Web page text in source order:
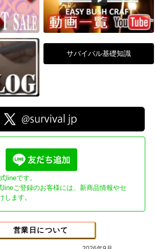
サバイバル基礎知識
lineです。
lineご登録のお客様には、新商品情報やセ
します。
営業日について